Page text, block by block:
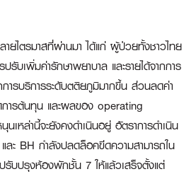
ยไตรมาสที่ผ่านมา ได้แก่ ผู้ป่วยทั้งชาวไทย
รับเพิ่มค่ารักษาพยาบาล และรายได้จากการ
การบริการระดับตติยภูมิมากขึ้น ส่วนลดค่า
ารต้นทุน และผลของ operating
นเหล่านี้จะยังคงดำเนินอยู่ อัตราการดำเนิน
ะ BH กำลังปลดล็อคขีดความสามารถใน
รับปรุงห้องพักชั้น 7 ให้แล้วเสร็จตั้งแต่